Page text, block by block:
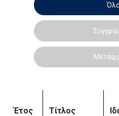
Έτος Τίτλος